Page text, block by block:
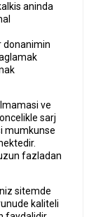
aninda
donanimin
ve
sarj
mumkunse
fazladan
sitemde
kaliteli